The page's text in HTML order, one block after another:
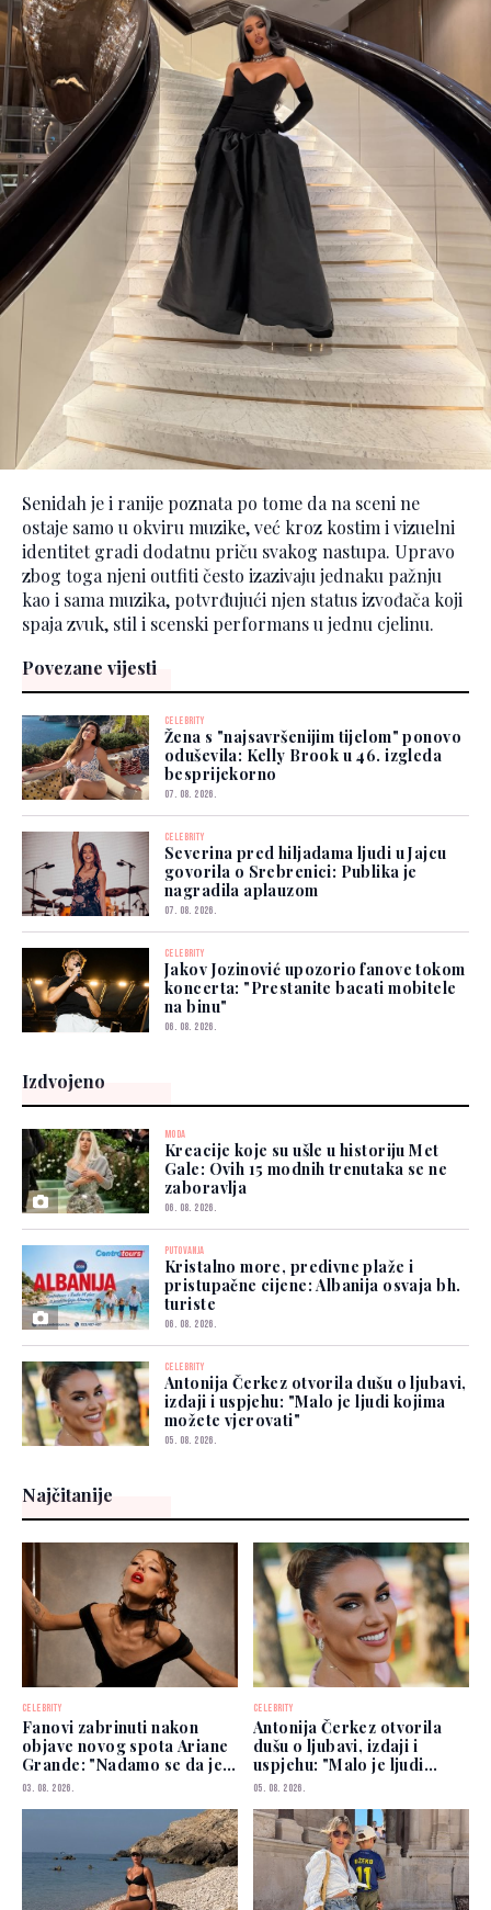
Senidah je i ranije poznata po tome da na sceni ne
ostaje samo u okviru muzike, već kroz kostim i vizuelni
identitet gradi dodatnu priču svakog nastupa. Upravo
zbog toga njeni outfiti često izazivaju jednaku pažnju
kao i sama muzika, potvrđujući njen status izvođača koji
spaja zvuk, stil i scenski performans u jednu cjelinu.
Povezane vijesti
CELEBRITY
Žena s "najsavršenijim tijelom" ponovo
oduševila: Kelly Brook u 46. izgleda
besprijekorno
07. 08. 2026.
CELEBRITY
Severina pred hiljadama ljudi u Jajcu
govorila o Srebrenici: Publika je
nagradila aplauzom
07. 08. 2026.
CELEBRITY
Jakov Jozinović upozorio fanove tokom
koncerta: "Prestanite bacati mobitele
na binu"
06. 08. 2026.
Izdvojeno
MODA
Kreacije koje su ušle u historiju Met
Gale: Ovih 15 modnih trenutaka se ne
zaboravlja
06. 08. 2026.
PUTOVANJA
Kristalno more, predivne plaže i
pristupačne cijene: Albanija osvaja bh.
turiste
06. 08. 2026.
CELEBRITY
Antonija Čerkez otvorila dušu o ljubavi,
izdaji i uspjehu: "Malo je ljudi kojima
možete vjerovati"
05. 08. 2026.
Najčitanije
CELEBRITY
Fanovi zabrinuti nakon
objave novog spota Ariane
Grande: "Nadamo se da je
dobro"
03. 08. 2026.
CELEBRITY
Antonija Čerkez otvorila
dušu o ljubavi, izdaji i
uspjehu: "Malo je ljudi
kojima možete vjerovati"
05. 08. 2026.